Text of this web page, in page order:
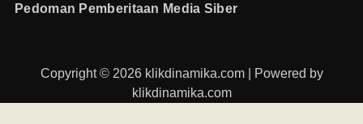
Pedoman Pemberitaan Media Siber
Copyright © 2026 klikdinamika.com | Powered by
klikdinamika.com